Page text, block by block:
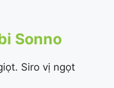
Sonno
Siro vị ngọt